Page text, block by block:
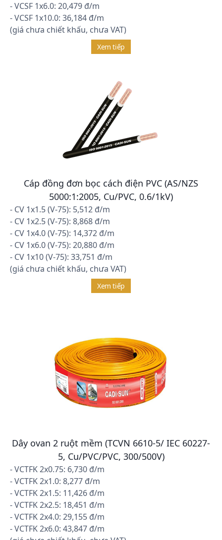
- VCSF 1x6.0: 20,479 đ/m
- VCSF 1x10.0: 36,184 đ/m
(giá chưa chiết khấu, chưa VAT)
Xem tiếp
Cáp đồng đơn bọc cách điện PVC (AS/NZS
5000:1:2005, Cu/PVC, 0.6/1kV)
- CV 1x1.5 (V-75): 5,512 đ/m
- CV 1x2.5 (V-75): 8,868 đ/m
- CV 1x4.0 (V-75): 14,372 đ/m
- CV 1x6.0 (V-75): 20,880 đ/m
- CV 1x10 (V-75): 33,751 đ/m
(giá chưa chiết khấu, chưa VAT)
Xem tiếp
Dây ovan 2 ruột mềm (TCVN 6610-5/ IEC 60227-
5, Cu/PVC/PVC, 300/500V)
- VCTFK 2x0.75: 6,730 đ/m
- VCTFK 2x1.0: 8,277 đ/m
- VCTFK 2x1.5: 11,426 đ/m
- VCTFK 2x2.5: 18,451 đ/m
- VCTFK 2x4.0: 29,155 đ/m
- VCTFK 2x6.0: 43,847 đ/m